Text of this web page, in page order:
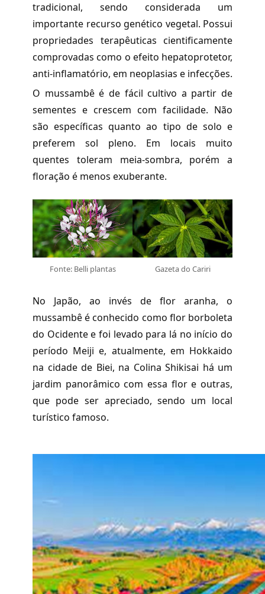
tradicional, sendo considerada um
importante recurso genético vegetal. Possui
propriedades terapêuticas cientificamente
comprovadas como o efeito hepatoprotetor,
anti-inflamatório, em neoplasias e infecções.
O mussambê é de fácil cultivo a partir de
sementes e crescem com facilidade. Não
são específicas quanto ao tipo de solo e
preferem sol pleno. Em locais muito
quentes toleram meia-sombra, porém a
floração é menos exuberante.
Fonte: Belli plantas Gazeta do Cariri
No Japão, ao invés de flor aranha, o
mussambê é conhecido como flor borboleta
do Ocidente e foi levado para lá no início do
período Meiji e, atualmente, em Hokkaido
na cidade de Biei, na Colina Shikisai há um
jardim panorâmico com essa flor e outras,
que pode ser apreciado, sendo um local
turístico famoso.